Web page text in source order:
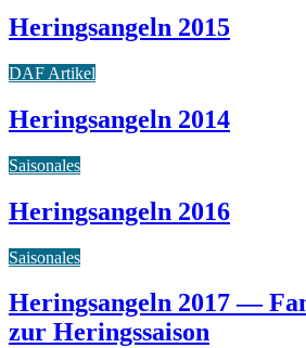
Heringsangeln 2015
DAF Artikel
Heringsangeln 2014
Saisonales
Heringsangeln 2016
Saisonales
Heringsangeln 2017 —
zur Heringssaison